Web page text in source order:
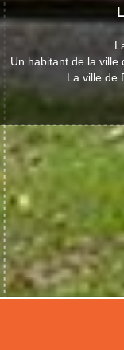
Un habitant de la ville
La ville de